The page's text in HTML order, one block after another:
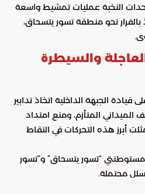
النخبة عمليات تمشيط واسعة
بالفرار نحو منطقة تسور يتسحاق،
والسيطرة
الجبهة الداخلية اتخاذ تدابير
الميداني المتأزم، ومنع امتداد
أبرز هذه التحركات في النقاط
مستوطنتي “تسور يتسحاق” و”تسور
محتملة.